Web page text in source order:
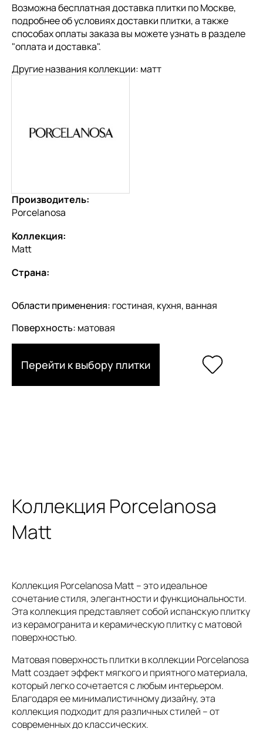
Возможна бесплатная доставка плитки по Москве,
подробнее об условиях доставки плитки, а также
способах оплаты заказа вы можете узнать в разделе
"оплата и доставка".
Другие названия коллекции: матт
Производитель:
Porcelanosa
Коллекция:
Matt
Страна:
Области применения: гостиная, кухня, ванная
Поверхность: матовая
Перейти к выбору плитки
Коллекция Porcelanosa
Matt
Коллекция Porcelanosa Matt – это идеальное
сочетание стиля, элегантности и функциональности.
Эта коллекция представляет собой испанскую плитку
из керамогранита и керамическую плитку с матовой
поверхностью.
Матовая поверхность плитки в коллекции Porcelanosa
Matt создает эффект мягкого и приятного материала,
который легко сочетается с любым интерьером.
Благодаря ее минималистичному дизайну, эта
коллекция подходит для различных стилей – от
современных до классических.